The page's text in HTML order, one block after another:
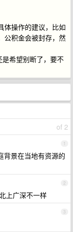
体操作的建议，比如
公积金会被封存，然
希望别断了，要不
of 2
1
背景在当地有资源的
2
上广深不一样
3